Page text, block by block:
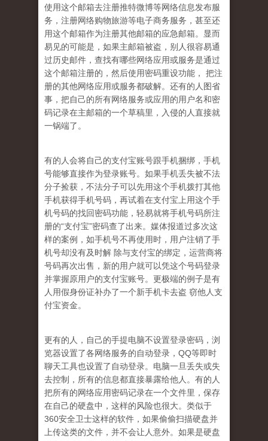
使用这个邮箱去注册推特微博等网络信息发布服
务，注册网络购物旅游等电子商务服务，甚至还
用这个邮箱作为注册其他邮箱的应急邮箱。显而
易见的可能是，如果主邮箱被盗，别人很容易通
过历史邮件，查找有哪些网络应用或服务是通过
这个邮箱注册的，然后使用密码重设功能， 把注
册的其他网络应用或服务都破解。还有的人图省
事，把自己的所有网络服务或应用的用户名和密
码记录在主邮箱的一个草稿里，入侵的人直接就
一锅端了。
有的人会将自己的支付宝账号跟手机捆绑，手机
号能够直接作为登录账号。如果手机丢失被不法
分子捡获，不法分子可以先用这个手机拨打其他
手机获得手机号码，再试着在支付宝上用这个手
机号码的找回密码功能，轻易就将手机号码所注
册的“支付宝”密码查了出来。媒体报道过多次这
样的案例，如手机号不再使用时，用户注销了手
机号却没有及时解 除与支付宝的绑定，运营商将
号码再次出售，新的用户就可以凭这个号码登录
并掌握原用户的支付宝账号。更极端的例子是有
人用假身份证补办了一个新手机卡去盗 窃他人支
付宝资金。
更有的人，自己的手提电脑不设置登录密码，浏
览器设置了各网络服务的自动登录，QQ等即时
聊天工具也设置了自动登录。电脑一旦丢失或失
去控制，所有的信息都直接暴露给他人。有的人
把所有的网络应用密码记录在一个文件里，保存
在自己的硬盘中，这样的风险也很大。类似于
360安全卫士这样的软件，如果偷偷扫描硬盘并
上传这类的文件，并不会让人意外。如果是硬盘